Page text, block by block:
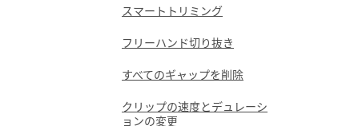
スマートトリミング
フリーハンド切り抜き
すべてのギャップを削除
クリップの速度とデュレーシ
ョンの変更